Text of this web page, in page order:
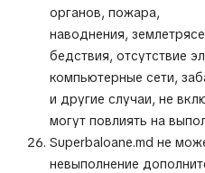
органов, пожара,
наводнения,
бедствия, отсутствие
компьютерные сети,
и другие случаи, не
могут повлиять на
Superbaloane.md не
невыполнение